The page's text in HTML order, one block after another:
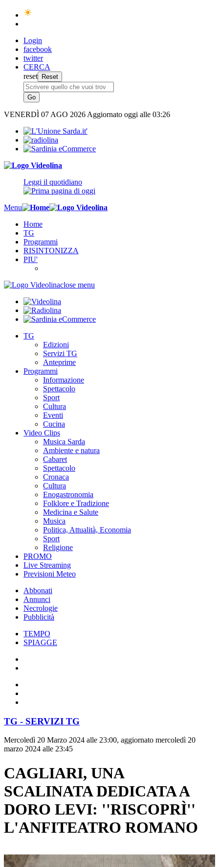
Login
facebook
twitter
CERCA
reset
VENERDÌ 07 AGO 2026 Aggiornato oggi alle 03:26
Leggi il quotidiano
Menu
Home
TG
Programmi
RISINTONIZZA
PIU'
close menu
TG
Edizioni
Servizi TG
Anteprime
Programmi
Informazione
Spettacolo
Sport
Cultura
Eventi
Cucina
Video Clips
Musica Sarda
Ambiente e natura
Cabaret
Spettacolo
Cronaca
Cultura
Enogastronomia
Folklore e Tradizione
Medicina e Salute
Musica
Politica, Attualità, Economia
Sport
Religione
PROMO
Live Streaming
Previsioni Meteo
Abbonati
Annunci
Necrologie
Pubblicità
TEMPO
SPIAGGE
TG - SERVIZI TG
Mercoledì 20 Marzo 2024 alle 23:00, aggiornato mercoledì 20
marzo 2024 alle 23:45
CAGLIARI, UNA
SCALINATA DEDICATA A
DORO LEVI: ''RISCOPRÌ''
L'ANFITEATRO ROMANO